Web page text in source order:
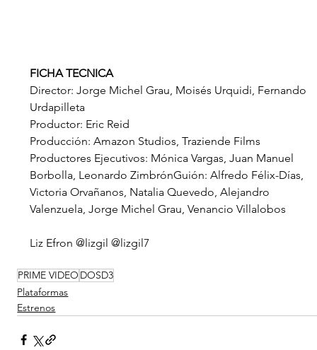
FICHA TECNICA
Director: Jorge Michel Grau, Moisés Urquidi, Fernando
Urdapilleta
Productor: Eric Reid
Producción: Amazon Studios, Traziende Films
Productores Ejecutivos: Mónica Vargas, Juan Manuel
Borbolla, Leonardo ZimbrónGuión: Alfredo Félix-Días,
Victoria Orvañanos, Natalia Quevedo, Alejandro
Valenzuela, Jorge Michel Grau, Venancio Villalobos
Liz Efron @lizgil @lizgil7
PRIME VIDEO DOSD3
Plataformas
Estrenos